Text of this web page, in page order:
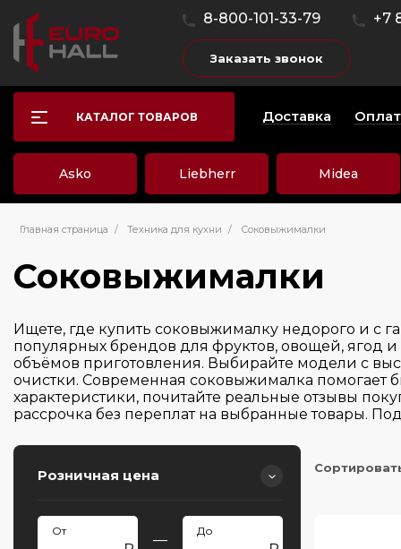
8-800-101-33-79 +7
Заказать звонок
КАТАЛОГ ТОВАРОВ Доставка
Asko Liebherr Midea
Главная страница / Техника для кухни / Соковыжималки
Соковыжималки
Ищете, где купить соковыжималку недорого и с
популярных брендов для фруктов, овощей, ягод
объёмов приготовления. Выбирайте модели с
очистки. Современная соковыжималка помогает
характеристики, почитайте реальные отзывы
рассрочка без переплат на выбранные товары.
Розничная цена
—